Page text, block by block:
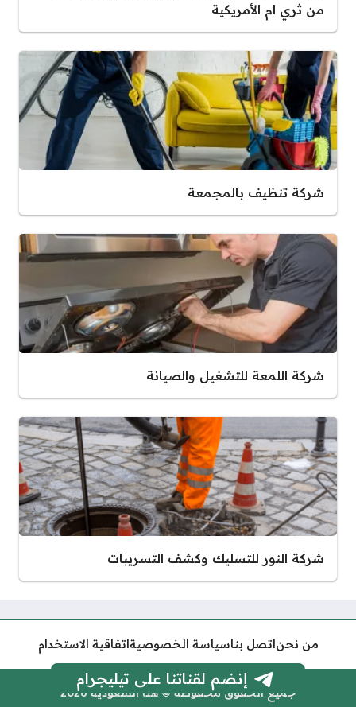
من ثري ام الأمريكية
شركة تنظيف بالمجمعة
شركة اللمعة للتشغيل والصيانة
شركة النور للتسليك وكشف التسريبات
من نحناتصل بناسياسة الخصوصيةاتفاقية الاستخدام
جميع الحقوق محفوظة © هنا السعودية 2026
إنضم لقناتنا على تيليجرام